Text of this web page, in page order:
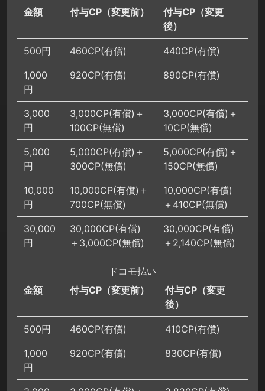
金額
付与CP（変更前）
付与CP（変更
後）
500円 460CP(有償) 440CP(有償)
1,000
円
920CP(有償) 890CP(有償)
3,000
円
3,000CP(有償)＋
100CP(無償)
3,000CP(有償)＋
10CP(無償)
5,000
円
5,000CP(有償)＋
300CP(無償)
5,000CP(有償)＋
150CP(無償)
10,000
円
10,000CP(有償)＋
700CP(無償)
10,000CP(有償)
＋410CP(無償)
30,000
円
30,000CP(有償)
＋3,000CP(無償)
30,000CP(有償)
＋2,140CP(無償)
ドコモ払い
金額
付与CP（変更前）
付与CP（変更
後）
500円 460CP(有償) 410CP(有償)
1,000
円
920CP(有償) 830CP(有償)